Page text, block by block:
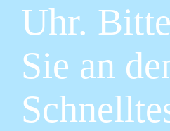
Uhr.
Sie an